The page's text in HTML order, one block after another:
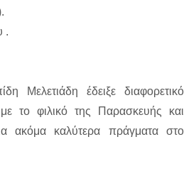
.
Μελετιάδη έδειξε διαφορετικό
το φιλικό της Παρασκευής και
ακόμα καλύτερα πράγματα στο